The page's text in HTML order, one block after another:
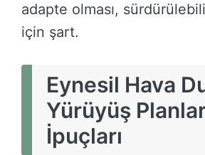
adapte olması,
için şart.
Eynesil Hava
Yürüyüş
İpuçları